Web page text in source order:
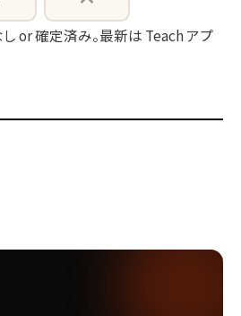
or 確定済み。最新は Teach アプ